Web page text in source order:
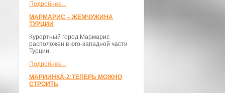
Подробнее...
МАРМАРИС – ЖЕМЧУЖИНА
ТУРЦИИ
Курортный город Мармарис
расположен в юго-западной части
Турции.
Подробнее...
МАРИИНКА-2:ТЕПЕРЬ МОЖНО
СТРОИТЬ